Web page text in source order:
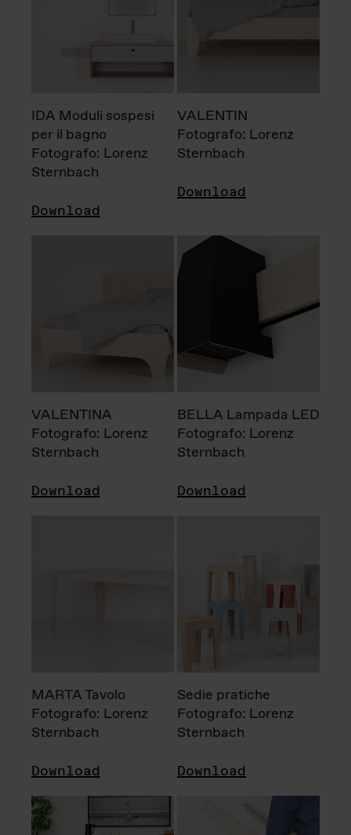
IDA Moduli sospesi
per il bagno
Fotografo: Lorenz
Sternbach
Download
VALENTIN
Fotografo: Lorenz
Sternbach
Download
VALENTINA
Fotografo: Lorenz
Sternbach
Download
BELLA Lampada LED
Fotografo: Lorenz
Sternbach
Download
MARTA Tavolo
Fotografo: Lorenz
Sternbach
Download
Sedie pratiche
Fotografo: Lorenz
Sternbach
Download